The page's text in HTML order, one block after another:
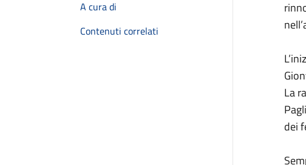
A cura di
Contenuti correlati
La
dei